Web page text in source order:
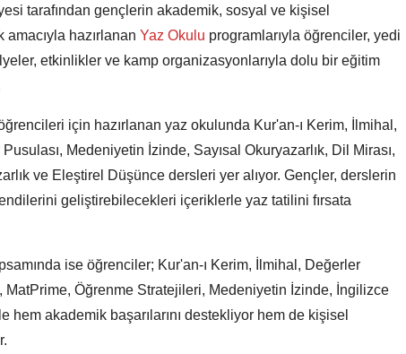
tarafından gençlerin akademik, sosyal ve kişisel
hazırlanan Yaz Okulu programlarıyla öğrenciler, yedi
etkinlikler ve kamp organizasyonlarıyla dolu bir eğitim
öğrencileri için hazırlanan yaz okulunda Kur'an-ı Kerim, İlmihal,
Medeniyetin İzinde, Sayısal Okuryazarlık, Dil Mirası,
ve Eleştirel Düşünce dersleri yer alıyor. Gençler, derslerin
geliştirebilecekleri içeriklerle yaz tatilini fırsata
ise öğrenciler; Kur'an-ı Kerim, İlmihal, Değerler
MatPrime, Öğrenme Stratejileri, Medeniyetin İzinde, İngilizce
hem akademik başarılarını destekliyor hem de kişisel